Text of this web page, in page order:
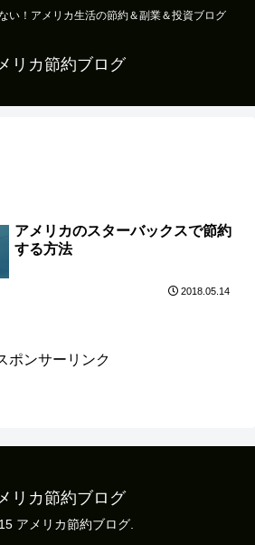
い！アメリカ生活の節約＆副業＆投資ブログ
リカ節約ブログ
アメリカのスターバックスで節約
する方法
2018.05.14
ポンサーリンク
リカ節約ブログ
アメリカ節約ブログ.